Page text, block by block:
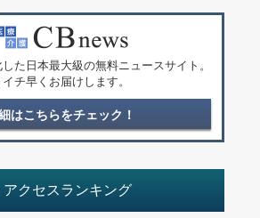
た日本最大級の無料ニュースサイト。
チ早くお届けします。
はこちらをチェック！
アクセスランキング